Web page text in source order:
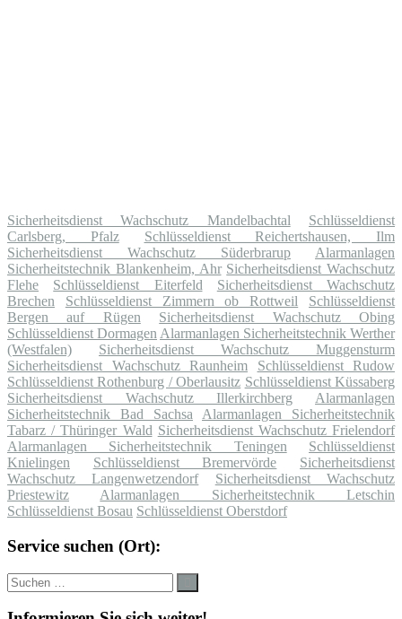
Sicherheitsdienst Wachschutz Mandelbachtal
Schlüsseldienst
Carlsberg, Pfalz
Schlüsseldienst Reichertshausen, Ilm
Sicherheitsdienst Wachschutz Süderbrarup
Alarmanlagen
Sicherheitstechnik Blankenheim, Ahr Sicherheitsdienst Wachschutz
Flehe
Schlüsseldienst Eiterfeld
Sicherheitsdienst Wachschutz
Brechen
Schlüsseldienst Zimmern ob Rottweil
Schlüsseldienst
Bergen auf Rügen
Sicherheitsdienst Wachschutz Obing
Schlüsseldienst Dormagen Alarmanlagen Sicherheitstechnik Werther
(Westfalen)
Sicherheitsdienst Wachschutz Muggensturm
Sicherheitsdienst Wachschutz Raunheim
Schlüsseldienst Rudow
Schlüsseldienst Rothenburg / Oberlausitz Schlüsseldienst Küssaberg
Sicherheitsdienst Wachschutz Illerkirchberg
Alarmanlagen
Sicherheitstechnik Bad Sachsa
Alarmanlagen Sicherheitstechnik
Tabarz / Thüringer Wald Sicherheitsdienst Wachschutz Frielendorf
Alarmanlagen Sicherheitstechnik Teningen
Schlüsseldienst
Knielingen
Schlüsseldienst Bremervörde
Sicherheitsdienst
Wachschutz Langenwetzendorf
Sicherheitsdienst Wachschutz
Priestewitz
Alarmanlagen Sicherheitstechnik Letschin
Schlüsseldienst Bosau Schlüsseldienst Oberstdorf
Service suchen (Ort):
Suche
nach: